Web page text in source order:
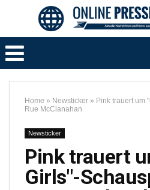
Home » Newsticker » Pink trauert um
Rue McClanahan
Newsticker
Pink trauert
Girls"-